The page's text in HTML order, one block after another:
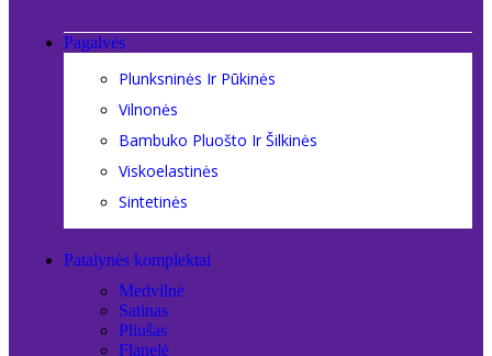
Pagalvės
Plunksninės Ir Pūkinės
Vilnonės
Bambuko Pluošto Ir Šilkinės
Viskoelastinės
Sintetinės
Patalynės komplektai
Medvilnė
Satinas
Pliušas
Flanelė